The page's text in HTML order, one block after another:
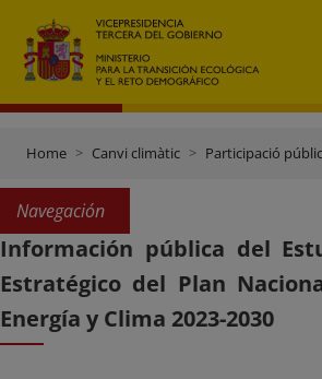
Home Canvi climàtic Participació
Navegación
Información pública del
Estratégico del Plan
Energía y Clima 2023-2030